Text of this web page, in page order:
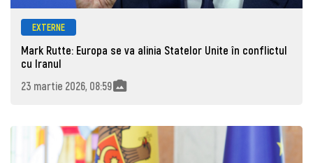
EXTERNE
Mark Rutte: Europa se va alinia Statelor Unite în conflictul
cu Iranul
23 martie 2026, 08:59